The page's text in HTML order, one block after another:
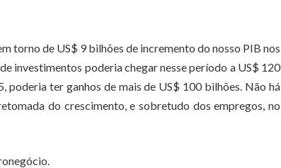
torno de US$ 9 bilhões de incremento do nosso PIB nos
investimentos poderia chegar nesse período a US$ 120
poderia ter ganhos de mais de US$ 100 bilhões. Não há
do crescimento, e sobretudo dos empregos, no